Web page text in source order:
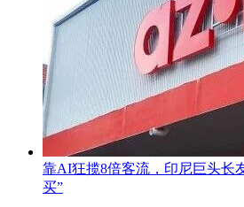
靠AI狂揽8倍客流，印尼巨头长
买”